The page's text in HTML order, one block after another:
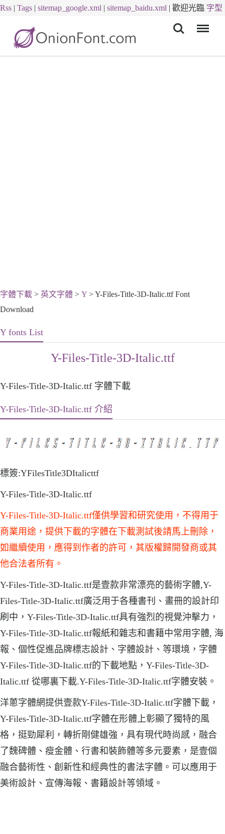
Rss | Tags | sitemap_google.xml | sitemap_baidu.xml | 歡迎光臨 字型
字體下載 > 英文字體 > Y > Y-Files-Title-3D-Italic.ttf Font
Download
Y fonts List
Y-Files-Title-3D-Italic.ttf
Y-Files-Title-3D-Italic.ttf 字體下載
Y-Files-Title-3D-Italic.ttf 介紹
標簽:YFilesTitle3DItalicttf
Y-Files-Title-3D-Italic.ttf
Y-Files-Title-3D-Italic.ttf僅供學習和研究使用，不得用于
商業用途，提供下載的字體在下載測試後請馬上刪除，
如繼續使用，應得到作者的許可，其版權歸開發商或其
他合法者所有。
Y-Files-Title-3D-Italic.ttf是壹款非常漂亮的藝術字體,Y-
Files-Title-3D-Italic.ttf廣泛用于各種書刊、畫冊的設計印
刷中，Y-Files-Title-3D-Italic.ttf具有強烈的視覺沖擊力，
Y-Files-Title-3D-Italic.ttf報紙和雜志和書籍中常用字體, 海
報、個性促進品牌標志設計、字體設計、等環境，字體
Y-Files-Title-3D-Italic.ttf的下載地點，Y-Files-Title-3D-
Italic.ttf 從哪裏下載.Y-Files-Title-3D-Italic.ttf字體安裝。
洋蔥字體網提供壹款Y-Files-Title-3D-Italic.ttf字體下載，
Y-Files-Title-3D-Italic.ttf字體在形體上彰顯了獨特的風
格，挺勁犀利，轉折剛健雄強，具有現代時尚感，融合
了魏碑體、瘦金體、行書和裝飾體等多元要素，是壹個
融合藝術性、創新性和經典性的書法字體。可以應用于
美術設計、宣傳海報、書籍設計等領域。